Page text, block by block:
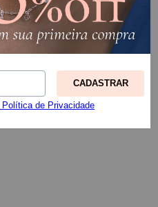
CADASTRAR
Política de Privacidade